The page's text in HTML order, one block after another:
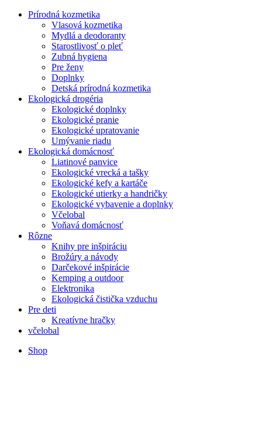
Prírodná kozmetika
Vlasová kozmetika
Mydlá a deodoranty
Starostlivosť o pleť
Zubná hygiena
Pre ženy
Doplnky
Detská prírodná kozmetika
Ekologická drogéria
Ekologické doplnky
Ekologické pranie
Ekologické upratovanie
Umývanie riadu
Ekologická domácnosť
Liatinové panvice
Ekologické vrecká a tašky
Ekologické kefy a kartáče
Ekologické utierky a handričky
Ekologické vybavenie a doplnky
Včelobal
Voňavá domácnosť
Rôzne
Knihy pre inšpiráciu
Brožúry a návody
Darčekové inšpirácie
Kemping a outdoor
Elektronika
Ekologická čistička vzduchu
Pre deti
Kreatívne hračky
včelobal
Shop